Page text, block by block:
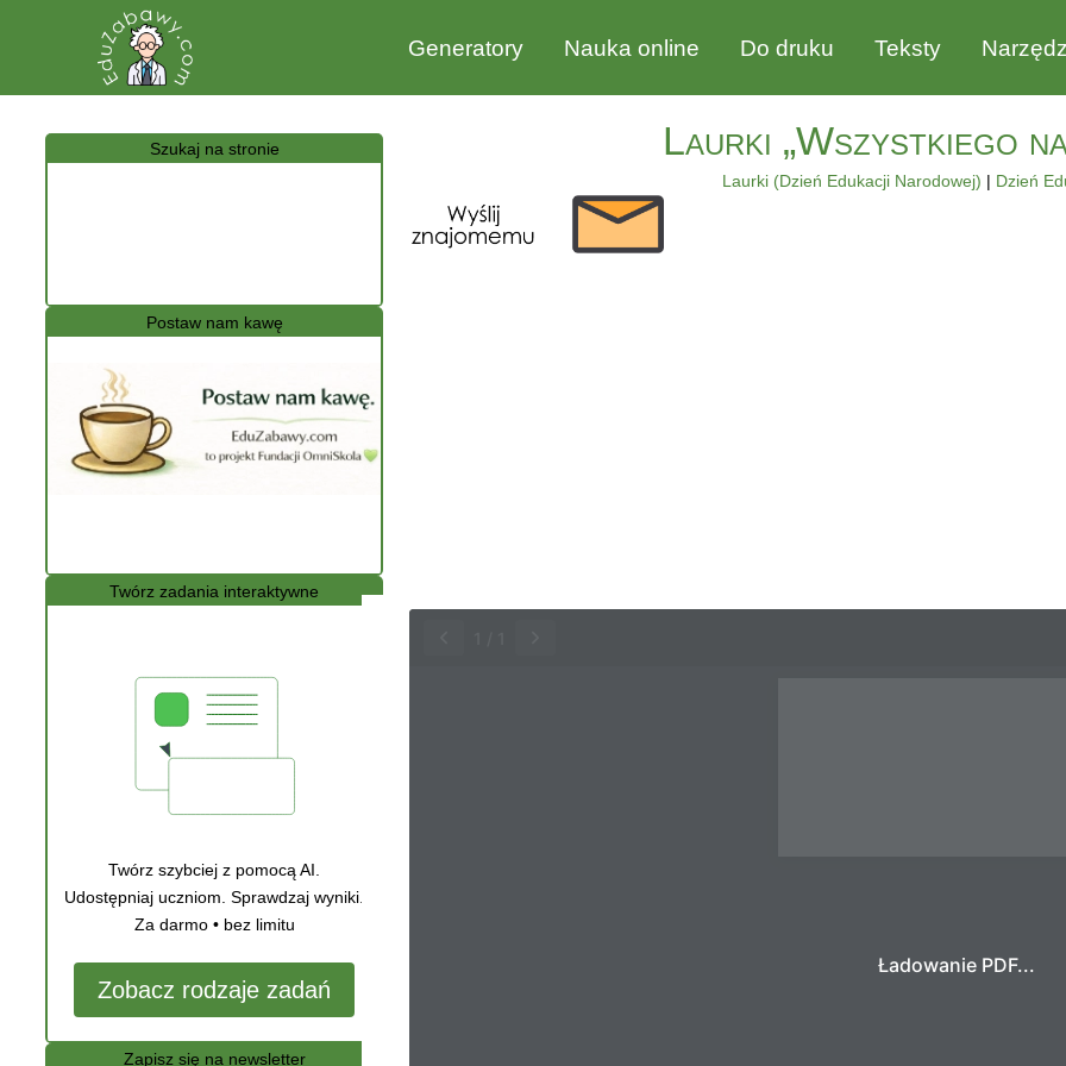
Generatory Nauka online Do druku Teksty
Szukaj na stronie
Postaw nam kawę
Twórz zadania interaktywne
Twórz szybciej z pomocą AI.
Udostępniaj uczniom. Sprawdzaj wyniki.
Za darmo • bez limitu
Zobacz rodzaje zadań
Zapisz się na newsletter
Laurki „Wszystkiego
Laurki (Dzień Edukacji Narodowej) | Dzień
Ładowanie PDF...